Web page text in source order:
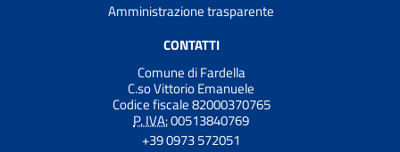
Amministrazione trasparente
CONTATTI
Comune di Fardella
C.so Vittorio Emanuele
Codice fiscale 82000370765
P. IVA:00513840769
+39 0973 572051